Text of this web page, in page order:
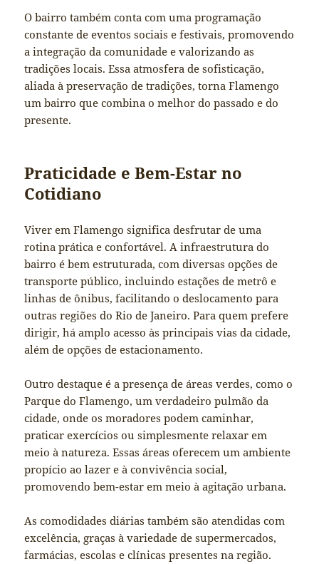
O bairro também conta com uma programação
constante de eventos sociais e festivais, promovendo
a integração da comunidade e valorizando as
tradições locais. Essa atmosfera de sofisticação,
aliada à preservação de tradições, torna Flamengo
um bairro que combina o melhor do passado e do
presente.
Praticidade e Bem-Estar no
Cotidiano
Viver em Flamengo significa desfrutar de uma
rotina prática e confortável. A infraestrutura do
bairro é bem estruturada, com diversas opções de
transporte público, incluindo estações de metrô e
linhas de ônibus, facilitando o deslocamento para
outras regiões do Rio de Janeiro. Para quem prefere
dirigir, há amplo acesso às principais vias da cidade,
além de opções de estacionamento.
Outro destaque é a presença de áreas verdes, como o
Parque do Flamengo, um verdadeiro pulmão da
cidade, onde os moradores podem caminhar,
praticar exercícios ou simplesmente relaxar em
meio à natureza. Essas áreas oferecem um ambiente
propício ao lazer e à convivência social,
promovendo bem-estar em meio à agitação urbana.
As comodidades diárias também são atendidas com
excelência, graças à variedade de supermercados,
farmácias, escolas e clínicas presentes na região.